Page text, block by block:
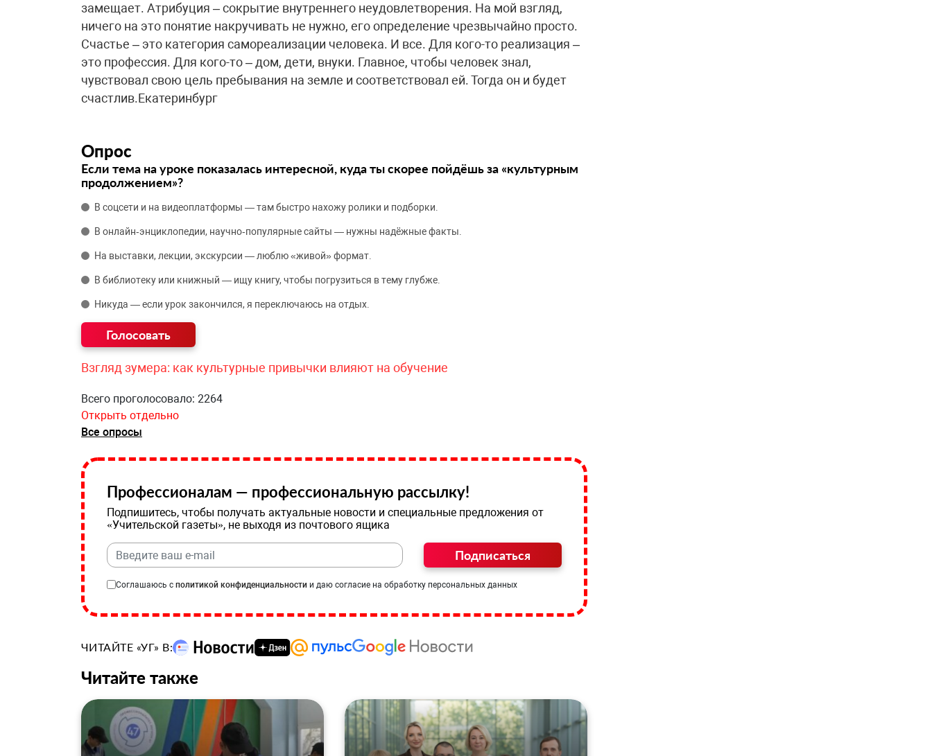
замещает. Атрибуция – сокрытие внутреннего неудовлетворения. На мой взгляд,
ничего на это понятие накручивать не нужно, его определение чрезвычайно просто.
Счастье – это категория самореализации человека. И все. Для кого-то реализация –
это профессия. Для кого-то – дом, дети, внуки. Главное, чтобы человек знал,
чувствовал свою цель пребывания на земле и соответствовал ей. Тогда он и будет
счастлив.Екатеринбург
Опрос
Если тема на уроке показалась интересной, куда ты скорее пойдёшь за «культурным
продолжением»?
В соцсети и на видеоплатформы — там быстро нахожу ролики и подборки.
В онлайн‑энциклопедии, научно‑популярные сайты — нужны надёжные факты.
На выставки, лекции, экскурсии — люблю «живой» формат.
В библиотеку или книжный — ищу книгу, чтобы погрузиться в тему глубже.
Никуда — если урок закончился, я переключаюсь на отдых.
Взгляд зумера: как культурные привычки влияют на обучение
Всего проголосовало: 2264
Открыть отдельно
Все опросы
Профессионалам — профессиональную рассылку!
Подпишитесь, чтобы получать актуальные новости и специальные предложения от
«Учительской газеты», не выходя из почтового ящика
Подписаться
Соглашаюсь с политикой конфиденциальности и даю согласие на обработку персональных данных
ЧИТАЙТЕ «УГ» В:
Читайте также